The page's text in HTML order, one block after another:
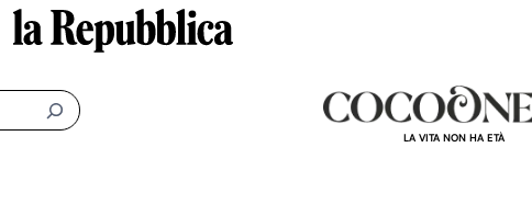
LA VITA NON HA ETÀ